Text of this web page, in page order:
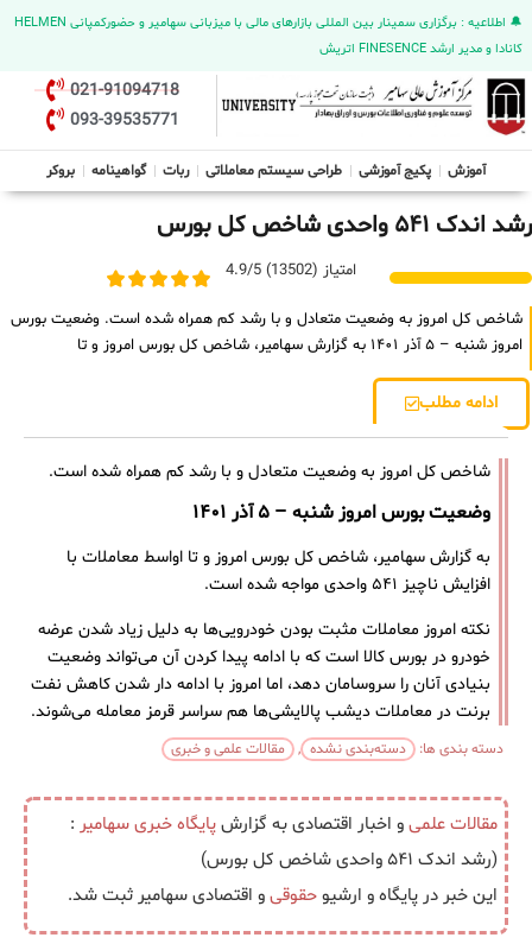
🔔 اطلاعیه : برگزاری سمینار بین المللی بازارهای مالی با میزبانی سهامیر و حضورکمپانی HELMEN
کانادا و مدیر ارشد FINESENCE اتریش
021-91094718
093-39535771
آموزش پکیج آموزشی طراحی سیستم معاملاتی ربات گواهینامه بروکر
رشد اندک ۵۴۱ واحدی شاخص کل بورس
امتیاز (13502) 4.9/5
شاخص کل امروز به وضعیت متعادل و با رشد کم همراه شده است. وضعیت بورس
امروز شنبه – ۵ آذر ۱۴۰۱ به گزارش سهامیر، شاخص کل بورس امروز و تا
ادامه مطلب
شاخص کل امروز به وضعیت متعادل و با رشد کم همراه شده است.
وضعیت بورس امروز شنبه – ۵ آذر ۱۴۰۱
به گزارش سهامیر، شاخص کل بورس امروز و تا اواسط معاملات با
افزایش ناچیز ۵۴۱ واحدی مواجه شده است.
نکته امروز معاملات مثبت بودن خودرویی‌ها به دلیل زیاد شدن عرضه
خودرو در بورس کالا است که با ادامه پیدا کردن آن می‌تواند وضعیت
بنیادی آنان را سروسامان دهد، اما امروز با ادامه دار شدن کاهش نفت
برنت در معاملات دیشب پالایشی‌ها هم سراسر قرمز معامله می‌شوند.
دسته بندی ها: دسته‌بندی نشده , مقالات علمی و خبری
مقالات علمیو اخبار اقتصادی به گزارشپایگاه خبریسهامیر :
(رشد اندک ۵۴۱ واحدی شاخص کل بورس)
این خبر در پایگاه و ارشیوحقوقیو اقتصادی سهامیر ثبت شد.